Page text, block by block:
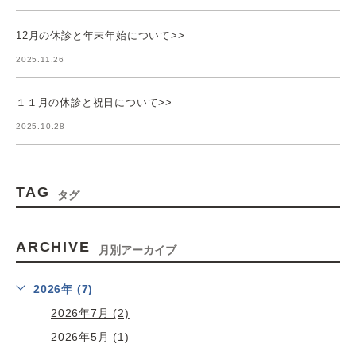
12月の休診と年末年始について>>
2025.11.26
１１月の休診と祝日について>>
2025.10.28
TAG タグ
ARCHIVE 月別アーカイブ
2026年 (7)
2026年7月 (2)
2026年5月 (1)